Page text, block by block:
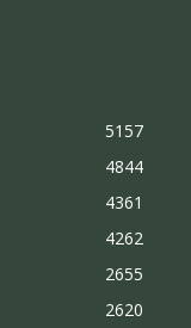
5157
4844
4361
4262
2655
2620